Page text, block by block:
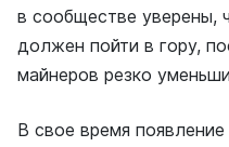
в сообществе уверены,
должен пойти в гору,
майнеров резко
В свое время